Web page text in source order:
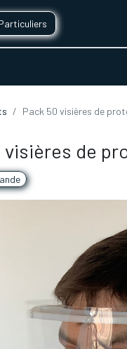
Pack 50 visières de
visières de